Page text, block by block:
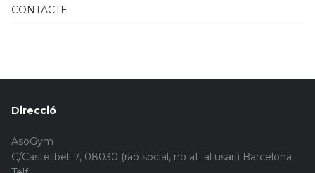
CONTACTE
Direcció
AsoGym
C/Castellbell 7, 08030 (raó social, no at. al usari) Barcelona